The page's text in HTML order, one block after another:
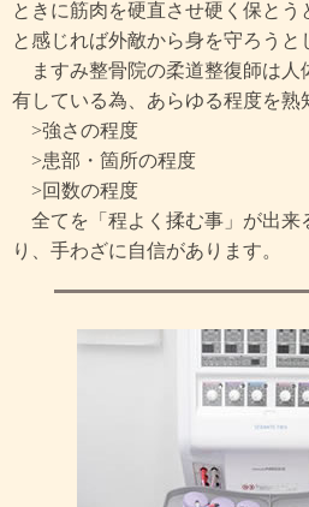
ときに筋肉を硬直させ硬く保と
と感じれば外敵から身を守ろうと
ますみ整骨院の柔道整復師は
有している為、あらゆる程度を熟
>強さの程度
>患部・箇所の程度
>回数の程度
全てを「程よく揉む事」が出来
り、手わざに自信があります。